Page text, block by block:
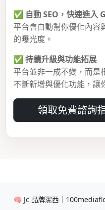
✅ 自動 SEO，快速進入
平台會自動幫你優化內
的曝光度。
✅ 持續升級與功能拓展
平台並非一成不變，而是
不斷新增與優化功能，讓
領取免費諮詢
🧠 Jc 品牌潔西｜